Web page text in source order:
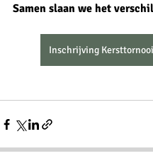
Samen slaan we het
Inschrijving Kersttornooi